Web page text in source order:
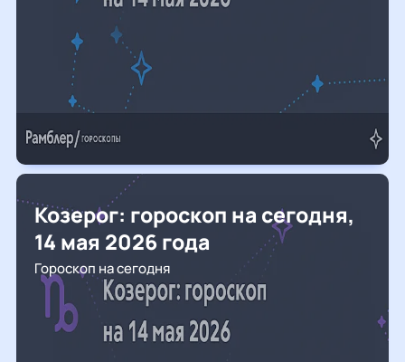
Козерог: гороскоп на сегодня,
14 мая 2026 года
Гороскоп на сегодня